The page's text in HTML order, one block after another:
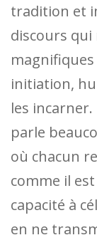
tradition et
discours
initiation,
les incarner.
parle
où chacun
comme il
capacité à
en ne